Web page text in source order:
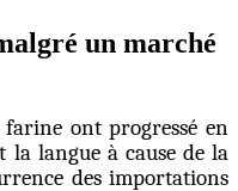
un marché
ont progressé en
la langue à cause de la
des importations